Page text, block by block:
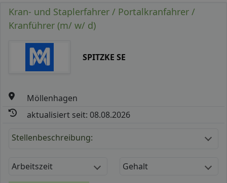
Kran- und Staplerfahrer / Portalkranfahrer /
Kranführer (m/ w/ d)
SPITZKE SE
Möllenhagen
aktualisiert seit: 08.08.2026
Stellenbeschreibung:
Arbeitszeit Gehalt